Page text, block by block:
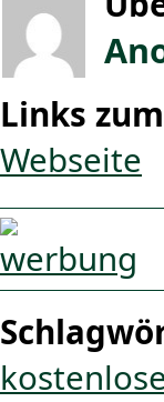
Links
Webseite